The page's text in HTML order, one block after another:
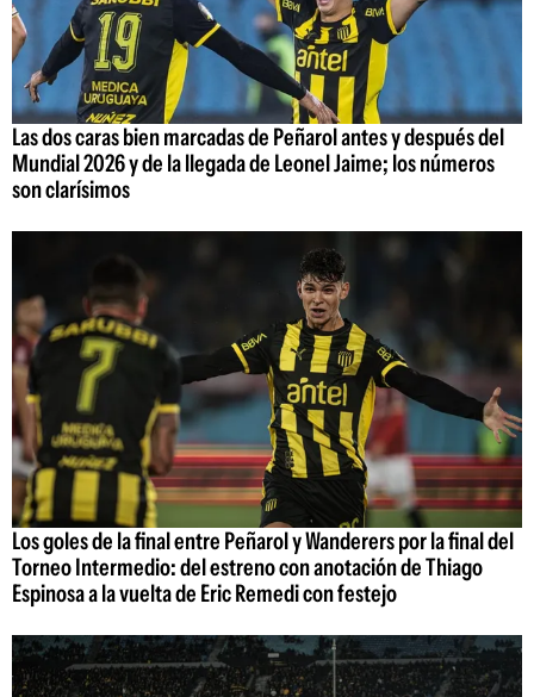
Las dos caras bien marcadas de Peñarol antes y después del
Mundial 2026 y de la llegada de Leonel Jaime; los números
son clarísimos
Los goles de la final entre Peñarol y Wanderers por la final del
Torneo Intermedio: del estreno con anotación de Thiago
Espinosa a la vuelta de Eric Remedi con festejo